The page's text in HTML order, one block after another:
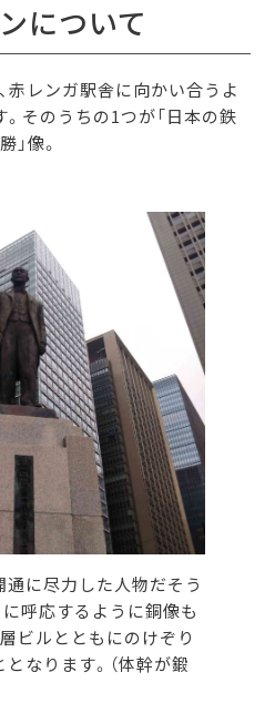
について
赤レンガ駅舎に向かい合うよ
そのうちの1つが「日本の鉄
」像。
に尽力した人物だそう
呼応するように銅像も
ビルとともにのけぞり
なります。（体幹が鍛